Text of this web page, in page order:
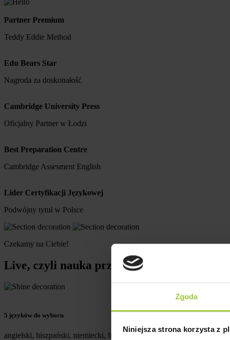
Zgoda
Niniejsza strona korzysta z
Partner Premium
Teddy Eddie Method
Edu Bears Star
Nagroda za doskonałość
Cambridge University Press
Oficjalny Partner w Łodzi
Best Preparation Centre
Cambridge Assesment English
Lider Certyfikacji Językowej
Podwójny tytuł w Polsce
Czekamy na Ciebie!
Live, czyli nauka przez komunikację
5 języków do wyboru
angielski, hiszpański, niemiecki, francuski i włoski